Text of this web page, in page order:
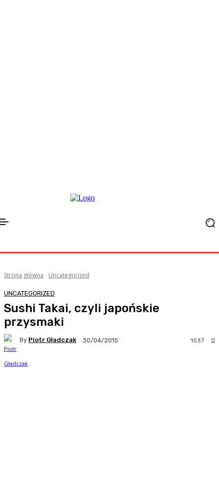
Strona główna Uncategorized
UNCATEGORIZED
Sushi Takai, czyli japońskie
przysmaki
By Piotr Gładczak 30/04/2015 0
1537